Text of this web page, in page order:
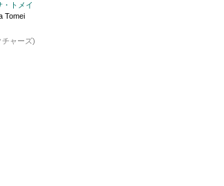
・トメイ
Tomei
ャーズ)